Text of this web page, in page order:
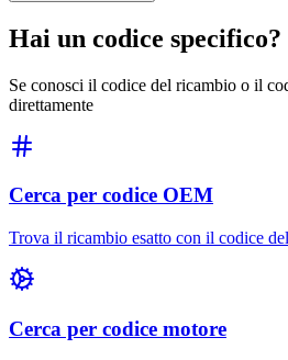
Hai un codice specifico?
Se conosci il codice del ricambio o il
direttamente
Cerca per codice OEM
Trova il ricambio esatto con il codice
Cerca per codice motore